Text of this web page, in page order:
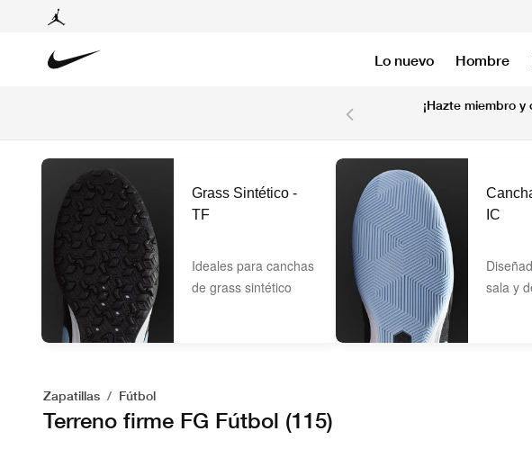
Lo nuevo Hombre
¡Hazte miembro
Grass Sintético -
TF
Ideales para canchas
de grass sintético
IC
sala y
Zapatillas Fútbol
Terreno firme FG Fútbol (115)